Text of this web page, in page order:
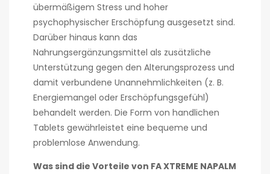
übermäßigem Stress und hoher
psychophysischer Erschöpfung ausgesetzt sind.
Darüber hinaus kann das
Nahrungsergänzungsmittel als zusätzliche
Unterstützung gegen den Alterungsprozess und
damit verbundene Unannehmlichkeiten (z. B.
Energiemangel oder Erschöpfungsgefühl)
behandelt werden. Die Form von handlichen
Tablets gewährleistet eine bequeme und
problemlose Anwendung.
Was sind die Vorteile von FA XTREME NAPALM